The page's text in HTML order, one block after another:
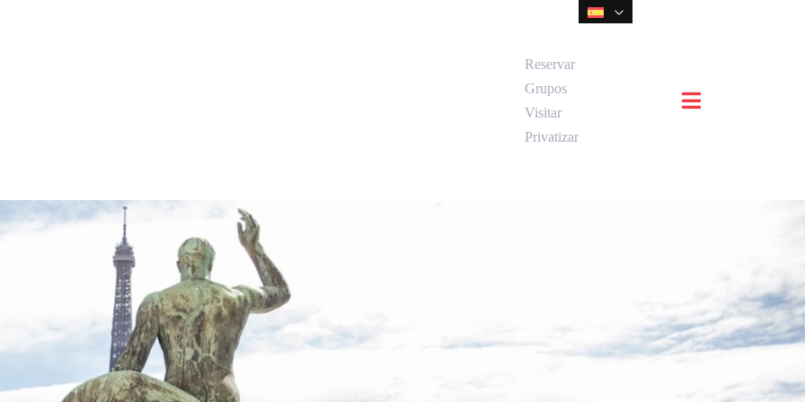
Reservar
Grupos
Visitar
Privatizar